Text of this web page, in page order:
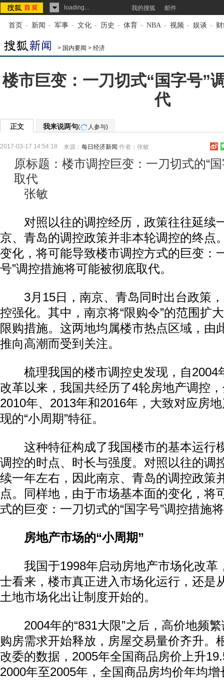
loading... 我的搜狐 邮件
首页 - 新闻 - 军事 - 文化 - 历史 - 体育 - NBA - 视频 - 娱谈 -
> 国内要闻 > 经济
楼市巨变：一刀切式“国字号”
代
正文 我来说两句( 人参与)
2017-03-17 14:54:18 来源： 每日经济新闻 作者：张敏
原标题：楼市调控巨变：一刀切式的“
取代
张敏
对照以往的调控经历，政策往往延续
京、青岛的调控政策并非本轮调控的终点
变化，将可能导致楼市调控方式的巨变：
号”调控措施将可能被彻底取代。
3月15日，南京、青岛同时出台政策，
控强化。其中，南京将“限购令”的范围扩
限购措施。这两地均属楼市热点区域，由
推向高潮而受到关注。
梳理我国的楼市调控史发现，自2004
改革以来，我国共经历了4轮房地产调控
2010年、2013年和2016年，大致对应房
现的“小周期”特征。
这种特征构成了我国楼市的基本运行
调控的时点、时长与强度。对照以往的调
续一年左右，因此南京、青岛的调控政策
点。同样地，由于市场基本面的变化，将
式的巨变：一刀切式的“国字号”调控措施
房地产市场的“小周期”
我国于1998年启动房地产市场化改革
士看来，楼市真正进入市场化运行，还是
土地市场化出让制度开始的。
2004年的“831大限”之后，高价地频繁
购房需求开始释放，房屋交易量价齐升。
改委的数据，2005年全国商品房价上升
2000年至2005年，全国商品房均价年均增